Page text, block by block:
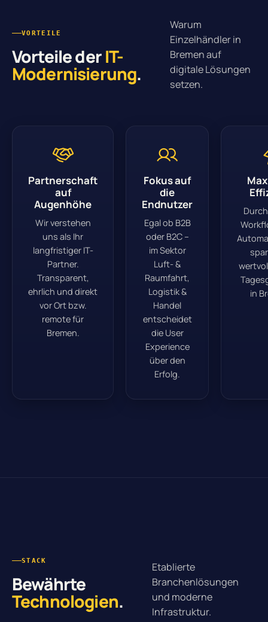
VORTEILE
Vorteile derIT-
Modernisierung.
Warum
Einzelhändler in
Bremen auf
digitale Lösungen
setzen.
Partnerschaft
auf
Augenhöhe
Wir verstehen
uns als Ihr
langfristiger IT-
Partner.
Transparent,
ehrlich und direkt
vor Ort bzw.
remote für
Bremen.
Fokus auf
die
Endnutzer
Egal ob B2B
oder B2C –
im Sektor
Luft- &
Raumfahrt,
Logistik &
Handel
entscheidet
die User
Experience
über den
Erfolg.
in
STACK
Bewährte
Technologien.
Etablierte
Branchenlösungen
und moderne
Infrastruktur.